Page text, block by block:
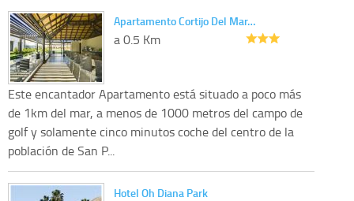
Apartamento Cortijo Del Mar…
a 0.5 Km
Este encantador Apartamento está situado a poco más
de 1km del mar, a menos de 1000 metros del campo de
golf y solamente cinco minutos coche del centro de la
población de San P...
Hotel Oh Diana Park